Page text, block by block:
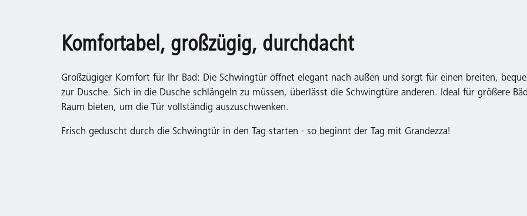
Komfortabel, großzügig, durchdacht
Großzügiger Komfort für Ihr Bad: Die Schwingtür öffnet elegant nach außen und sorgt für einen breiten,
zur Dusche. Sich in die Dusche schlängeln zu müssen, überlässt die Schwingtüre anderen. Ideal für größere
Raum bieten, um die Tür vollständig auszuschwenken.
Frisch geduscht durch die Schwingtür in den Tag starten - so beginnt der Tag mit Grandezza!